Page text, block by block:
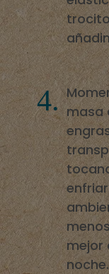
masa
mejor
noche.